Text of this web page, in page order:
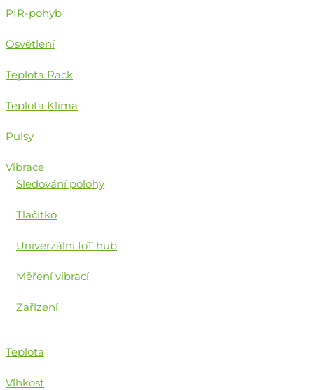
PIR-pohyb
Osvětlení
Teplota Rack
Teplota Klima
Pulsy
Vibrace
Sledování polohy
Tlačítko
Univerzální IoT hub
Měření vibrací
Zařízení
Teplota
Vlhkost